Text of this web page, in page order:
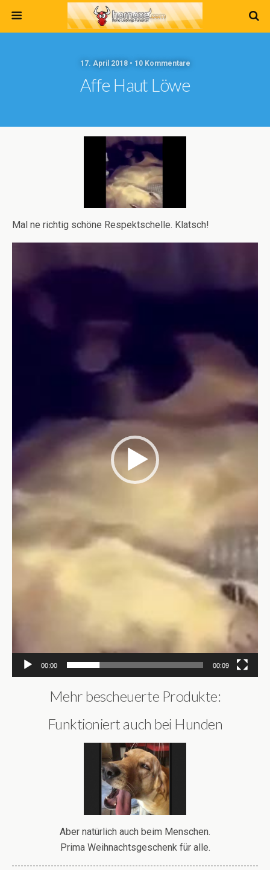
17. April 2018 • 10 Kommentare
Affe Haut Löwe
Mal ne richtig schöne Respektschelle. Klatsch!
00:00 00:09
Mehr bescheuerte Produkte:
Funktioniert auch bei Hunden
Aber natürlich auch beim Menschen.
Prima Weihnachtsgeschenk für alle.